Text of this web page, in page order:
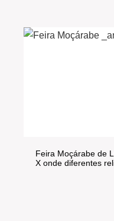
Feira Moçárabe de
X onde diferentes